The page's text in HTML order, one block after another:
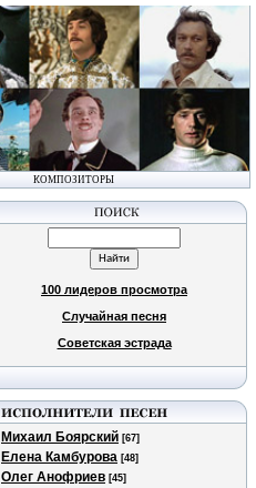
КОМПОЗИТОРЫ
100 лидеров просмотра
Случайная песня
Советская эстрада
Михаил Боярский [67]
Елена Камбурова [48]
Олег Анофриев [45]